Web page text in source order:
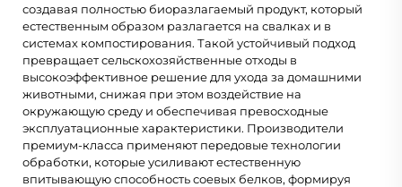
создавая полностью биоразлагаемый продукт, который
естественным образом разлагается на свалках и в
системах компостирования. Такой устойчивый подход
превращает сельскохозяйственные отходы в
высокоэффективное решение для ухода за домашними
животными, снижая при этом воздействие на
окружающую среду и обеспечивая превосходные
эксплуатационные характеристики. Производители
премиум-класса применяют передовые технологии
обработки, которые усиливают естественную
впитывающую способность соевых белков, формируя